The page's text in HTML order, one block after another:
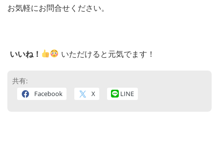
お気軽にお問合せください。
いいね！ いただけると元気でます！
共有:
Facebook X LINE